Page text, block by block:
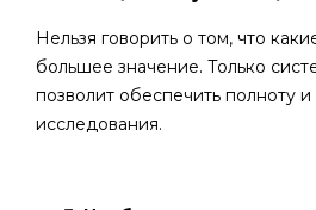
Нельзя говорить о том, что
большее значение. Только
позволит обеспечить полноту
исследования.